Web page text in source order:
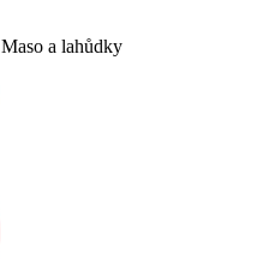
Maso a lahůdky